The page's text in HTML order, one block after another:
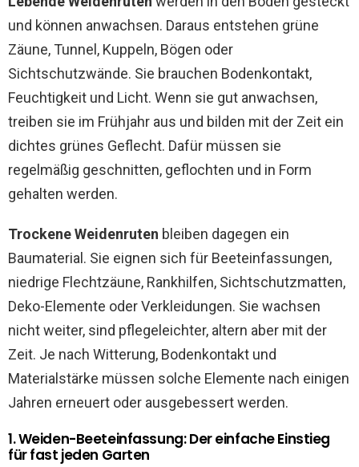
und können anwachsen. Daraus entstehen grüne
Zäune, Tunnel, Kuppeln, Bögen oder
Sichtschutzwände. Sie brauchen Bodenkontakt,
Feuchtigkeit und Licht. Wenn sie gut anwachsen,
treiben sie im Frühjahr aus und bilden mit der Zeit ein
dichtes grünes Geflecht. Dafür müssen sie
regelmäßig geschnitten, geflochten und in Form
gehalten werden.
Trockene Weidenruten bleiben dagegen ein
Baumaterial. Sie eignen sich für Beeteinfassungen,
niedrige Flechtzäune, Rankhilfen, Sichtschutzmatten,
Deko-Elemente oder Verkleidungen. Sie wachsen
nicht weiter, sind pflegeleichter, altern aber mit der
Zeit. Je nach Witterung, Bodenkontakt und
Materialstärke müssen solche Elemente nach einigen
Jahren erneuert oder ausgebessert werden.
1. Weiden-Beeteinfassung: Der einfache Einstieg
für fast jeden Garten